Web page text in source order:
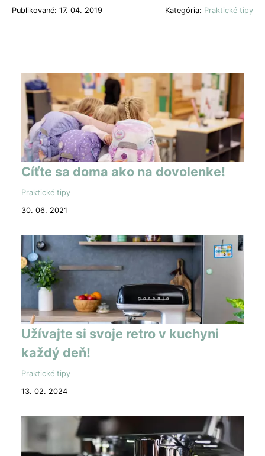
Publikované: 17. 04. 2019 Kategória: Praktické tipy
Cíťte sa doma ako na dovolenke!
Praktické tipy
30. 06. 2021
Užívajte si svoje retro v kuchyni
každý deň!
Praktické tipy
13. 02. 2024